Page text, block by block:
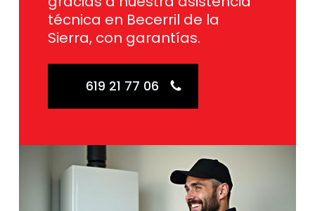
técnica en Becerril de la
Sierra, con garantías.
619 21 77 06